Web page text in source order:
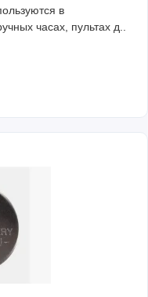
в
часах, пультах д..